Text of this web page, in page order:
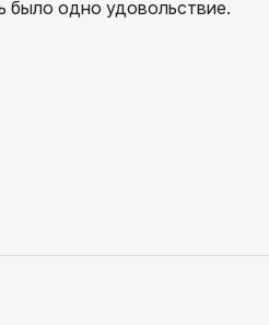
было одно удовольствие.